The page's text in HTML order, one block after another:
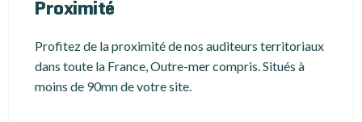
Proximité
Profitez de la proximité de nos auditeurs territoriaux
dans toute la France, Outre-mer compris. Situés à
moins de 90mn de votre site.